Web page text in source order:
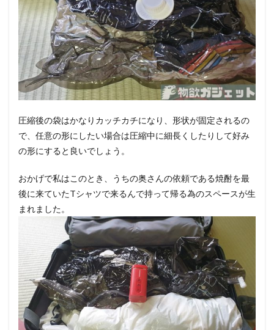
圧縮後の袋はかなりカッチカチになり、形状が固定されるの
で、任意の形にしたい場合は圧縮中に細長くしたりして好み
の形にすると良いでしょう。
おかげで私はこのとき、うちの奥さんの依頼である焼酎を最
後に来ていたTシャツで来るんで持って帰る為のスペースが生
まれました。